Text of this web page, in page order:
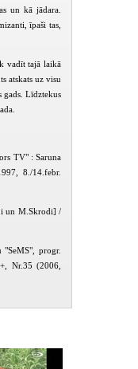
un kā jādara.
īpaši tas,
vadīt tajā laikā
atskats uz visu
gads. Līdztekus
TV" : Saruna
8./14.febr.
un M.Skrodi] /
progr.
Nr.35 (2006,